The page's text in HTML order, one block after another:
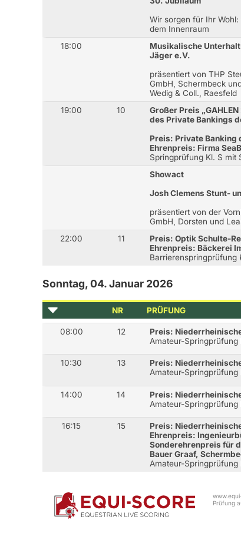
Wir sorgen für Ihr
dem Innenraum
18:00
Musikalische
Jäger e.V.
präsentiert von THP
GmbH, Schermbeck
Wedig & Coll., Raesfeld
19:00
10
Großer Preis
des Private Bankings
Preis: Private Banking
Ehrenpreis: Firma
Springprüfung Kl. S mit
Showact
Josh Clemens Stunt-
präsentiert von der
GmbH, Dorsten und
22:00
11
Preis: Optik Schulte-
Ehrenpreis: Bäckerei
Barrierenspringprüfung
Sonntag, 04. Januar 2026
NR PRÜFUNG
08:00 12
Preis:
Amateur-Springprüfung
10:30 13
Preis:
Amateur-
14:00 14
Preis:
Amateur-
16:15 15
Preis:
Ehrenpreis:
Sonderehrenpreis für
Bauer Graaf,
Amateur-
Prüfung